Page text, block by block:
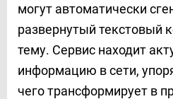
могут автоматически
развернутый текстовый
тему. Сервис находит
информацию в сети,
чего трансформирует в